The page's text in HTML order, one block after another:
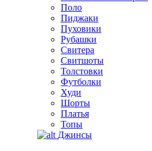
Поло
Пиджаки
Пуховики
Рубашки
Свитера
Свитшоты
Толстовки
Футболки
Худи
Шорты
Платья
Топы
Джинсы